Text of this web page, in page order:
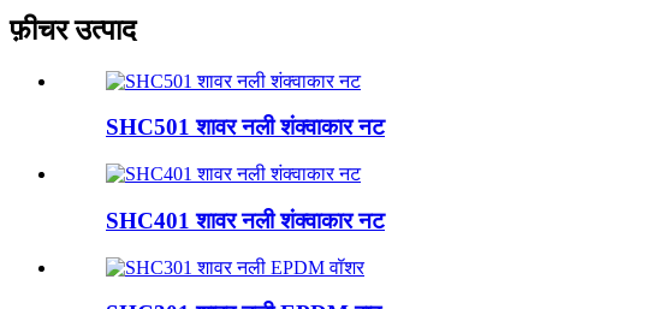
फ़ीचर उत्पाद
SHC501 शावर नली शंक्वाकार नट
SHC401 शावर नली शंक्वाकार नट